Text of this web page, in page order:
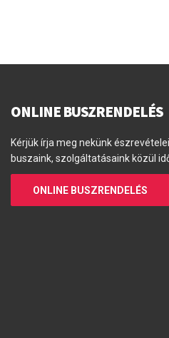
ONLINE BUSZRENDELÉS
Kérjük írja meg nekünk
buszaink, szolgáltatásaink közül
ONLINE BUSZRENDELÉS